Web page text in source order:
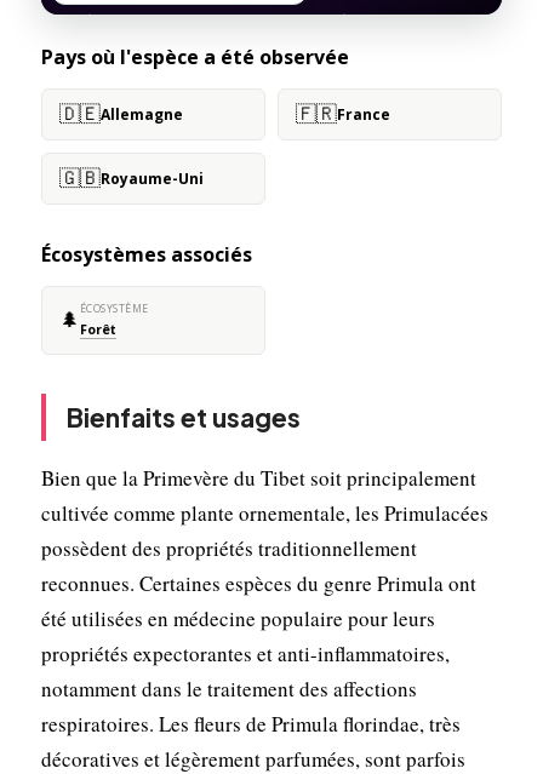
Pays où l'espèce a été observée
🇩🇪Allemagne 🇫🇷France
🇬🇧Royaume-Uni
Écosystèmes associés
🌲 ÉCOSYSTÈME
Forêt
Bienfaits et usages
Bien que la Primevère du Tibet soit principalement
cultivée comme plante ornementale, les Primulacées
possèdent des propriétés traditionnellement
reconnues. Certaines espèces du genre Primula ont
été utilisées en médecine populaire pour leurs
propriétés expectorantes et anti-inflammatoires,
notamment dans le traitement des affections
respiratoires. Les fleurs de Primula florindae, très
décoratives et légèrement parfumées, sont parfois